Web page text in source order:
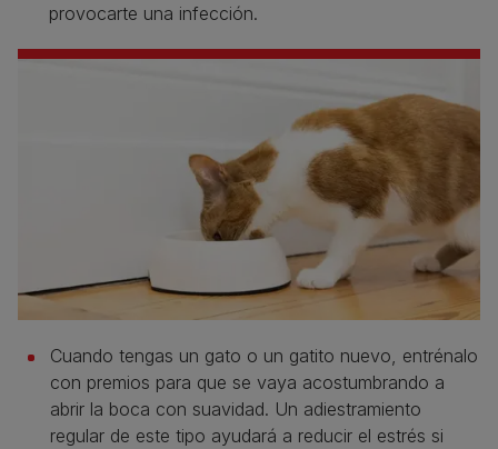
provocarte una infección.
Cuando tengas un gato o un gatito nuevo, entrénalo
con premios para que se vaya acostumbrando a
abrir la boca con suavidad. Un adiestramiento
regular de este tipo ayudará a reducir el estrés si